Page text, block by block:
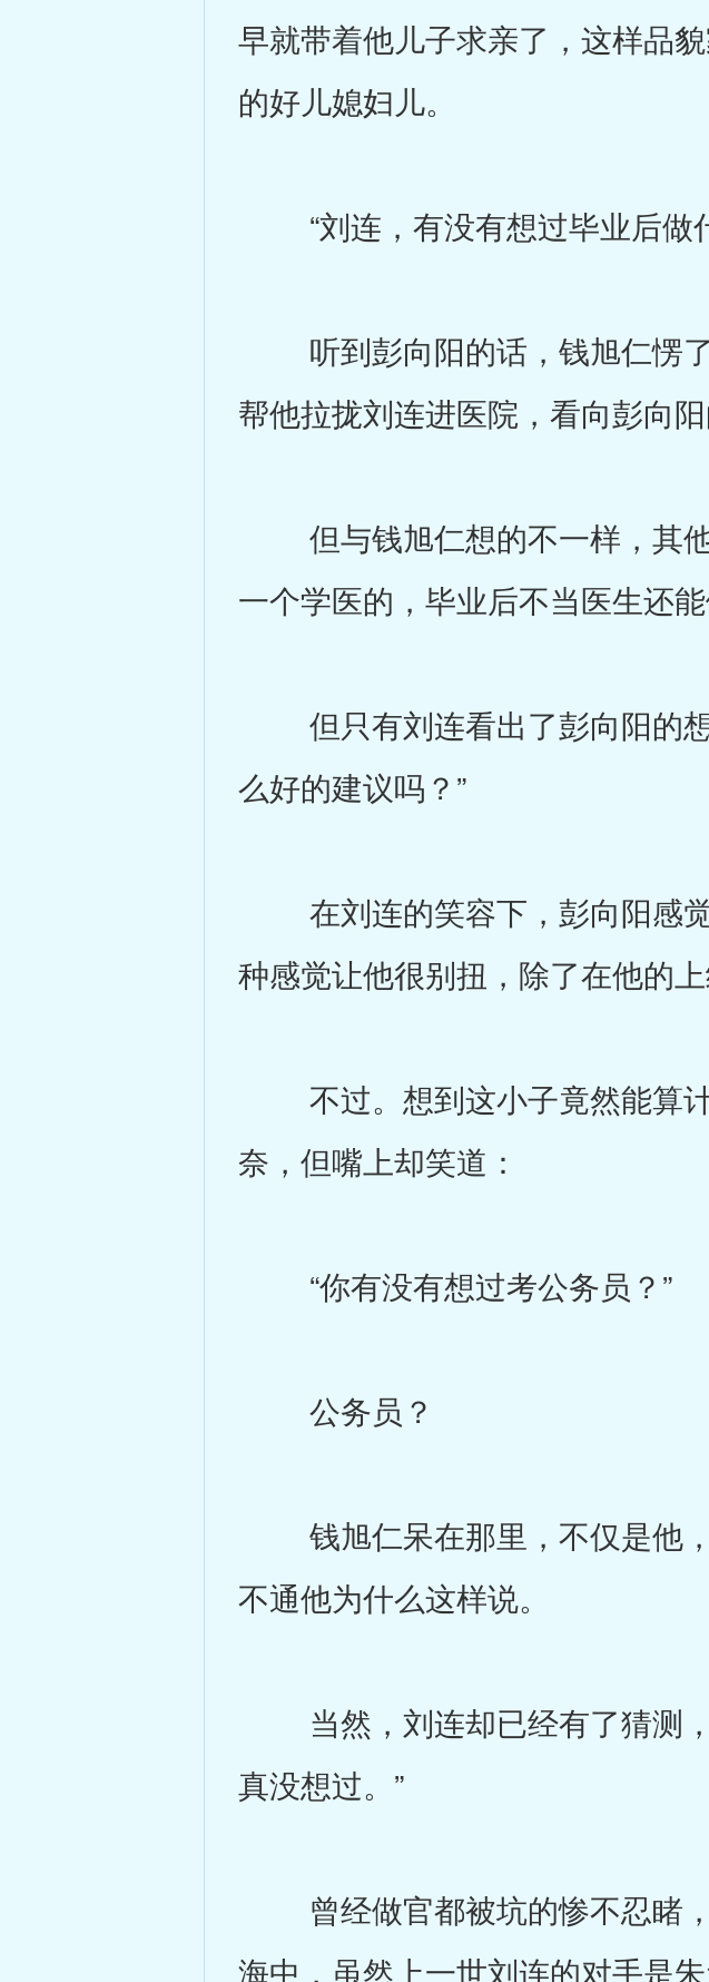
早就带着他儿子求亲了，这样品
的好儿媳妇儿。
“刘连，有没有想过毕业后做什
听到彭向阳的话，钱旭仁愣了
帮他拉拢刘连进医院，看向彭向阳
但与钱旭仁想的不一样，其
一个学医的，毕业后不当医生还
但只有刘连看出了彭向阳的想
么好的建议吗？”
在刘连的笑容下，彭向阳感觉
种感觉让他很别扭，除了在他的
不过。想到这小子竟然能算计
奈，但嘴上却笑道：
“你有没有想过考公务员？”
公务员？
钱旭仁呆在那里，不仅是他，
不通他为什么这样说。
当然，刘连却已经有了猜测，
真没想过。”
曾经做官都被坑的惨不忍睹，
海中，虽然上一世刘连的对手是